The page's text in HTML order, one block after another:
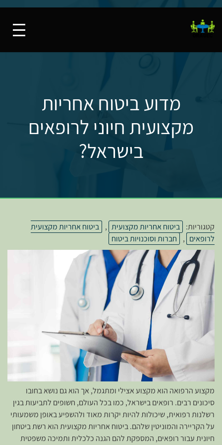
מדוע ביטוח אחריות
מקצועית חיוני לרופאים
בישראל?
קטגוריות: ביטוח אחריות מקצועית ,
ביטוח אחריות מקצועית
לרופאים , חברות וסוכנויות ביטוח
מקצוע הרפואה הוא מקצוע אצילי ומתגמל, אך הוא גם נושא בחובו
סיכונים רבים. רופאים בישראל, כמו בכל העולם, חשופים לתביעות בגין
רשלנות רפואית, שיכולות להיות יקרות מאוד ולהשפיע באופן משמעותי
על הקריירה והמוניטין שלהם. ביטוח אחריות מקצועית הוא רשת ביטחון
חיונית עבור רופאים, המספקת להם הגנה כלכלית ותמיכה משפטית